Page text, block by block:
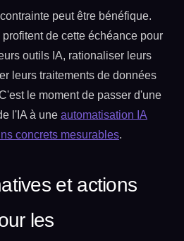
peut être bénéfique.
de cette échéance pour
outils IA, rationaliser leurs
leurs traitements de données
le moment de passer d'une
l'IA à une automatisation IA
concrets mesurables.
et actions
les